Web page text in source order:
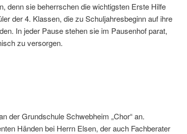
denn sie beherrschen die wichtigsten Erste Hilfe
der 4. Klassen, die zu Schuljahresbeginn auf ihre
In jeder Pause stehen sie im Pausenhof parat,
zu versorgen.
der Grundschule Schwebheim „Chor“ an.
Händen bei Herrn Elsen, der auch Fachberater